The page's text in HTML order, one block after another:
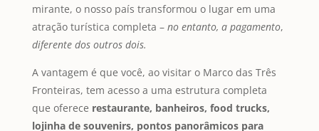
mirante, o nosso país transformou o lugar em uma
atração turística completa –no entanto, a pagamento,
diferente dos outros dois.
A vantagem é que você, ao visitar o Marco das Três
Fronteiras, tem acesso a uma estrutura completa
que oferece restaurante, banheiros, food trucks,
lojinha de souvenirs, pontos panorâmicos para